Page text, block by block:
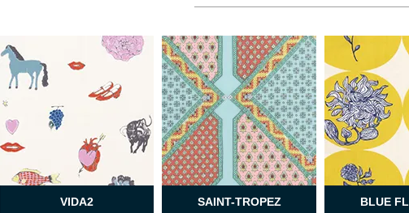
VIDA2 SAINT-TROPEZ BLUE